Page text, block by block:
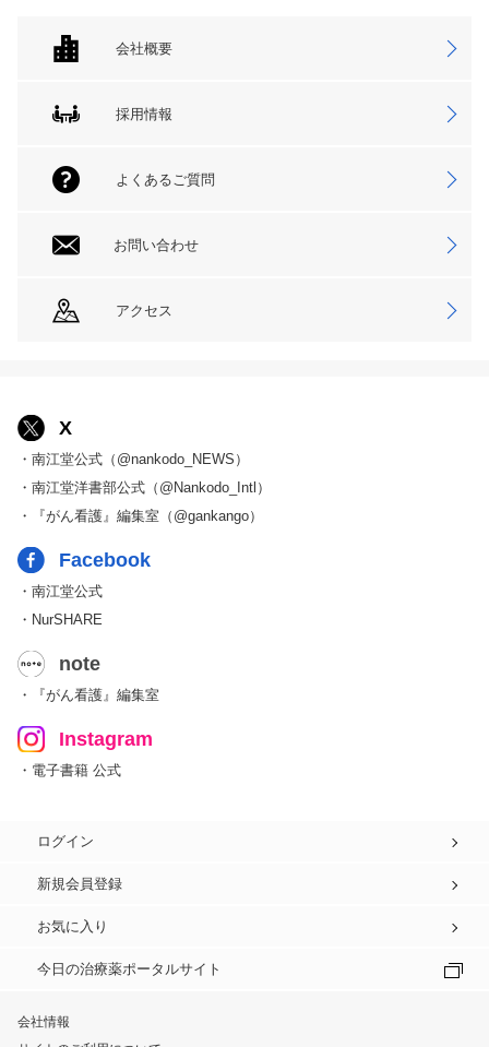
会社概要
採用情報
よくあるご質問
お問い合わせ
アクセス
X
・南江堂公式（@nankodo_NEWS）
・南江堂洋書部公式（@Nankodo_Intl）
・『がん看護』編集室（@gankango）
Facebook
・南江堂公式
・NurSHARE
note
・『がん看護』編集室
Instagram
・電子書籍 公式
ログイン
新規会員登録
お気に入り
今日の治療薬ポータルサイト
会社情報